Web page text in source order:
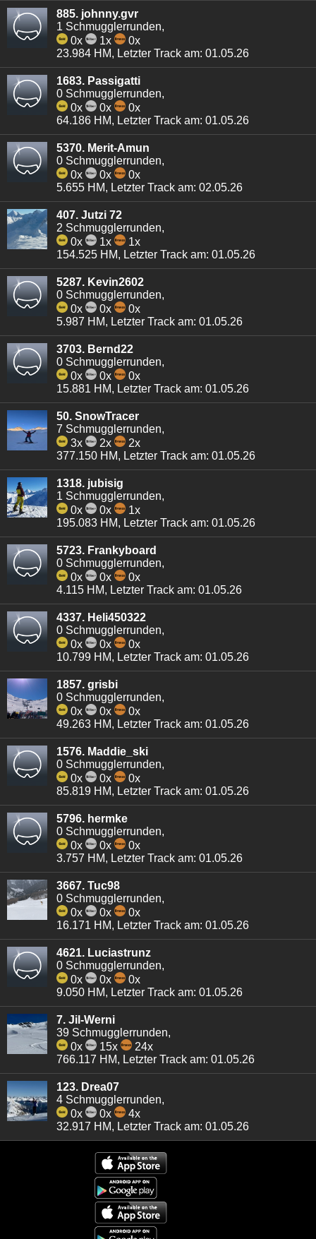
885. johnny.gvr
1 Schmugglerrunden,
0x
1x
0x
23.984 HM, Letzter Track am: 01.05.26
1683. Passigatti
0 Schmugglerrunden,
0x
0x
0x
64.186 HM, Letzter Track am: 01.05.26
5370. Merit-Amun
0 Schmugglerrunden,
0x
0x
0x
5.655 HM, Letzter Track am: 02.05.26
407. Jutzi 72
2 Schmugglerrunden,
0x
1x
1x
154.525 HM, Letzter Track am: 01.05.26
5287. Kevin2602
0 Schmugglerrunden,
0x
0x
0x
5.987 HM, Letzter Track am: 01.05.26
3703. Bernd22
0 Schmugglerrunden,
0x
0x
0x
15.881 HM, Letzter Track am: 01.05.26
50. SnowTracer
7 Schmugglerrunden,
3x
2x
2x
377.150 HM, Letzter Track am: 01.05.26
1318. jubisig
1 Schmugglerrunden,
0x
0x
1x
195.083 HM, Letzter Track am: 01.05.26
5723. Frankyboard
0 Schmugglerrunden,
0x
0x
0x
4.115 HM, Letzter Track am: 01.05.26
4337. Heli450322
0 Schmugglerrunden,
0x
0x
0x
10.799 HM, Letzter Track am: 01.05.26
1857. grisbi
0 Schmugglerrunden,
0x
0x
0x
49.263 HM, Letzter Track am: 01.05.26
1576. Maddie_ski
0 Schmugglerrunden,
0x
0x
0x
85.819 HM, Letzter Track am: 01.05.26
5796. hermke
0 Schmugglerrunden,
0x
0x
0x
3.757 HM, Letzter Track am: 01.05.26
3667. Tuc98
0 Schmugglerrunden,
0x
0x
0x
16.171 HM, Letzter Track am: 01.05.26
4621. Luciastrunz
0 Schmugglerrunden,
0x
0x
0x
9.050 HM, Letzter Track am: 01.05.26
7. Jil-Werni
39 Schmugglerrunden,
0x
15x
24x
766.117 HM, Letzter Track am: 01.05.26
123. Drea07
4 Schmugglerrunden,
0x
0x
4x
32.917 HM, Letzter Track am: 01.05.26